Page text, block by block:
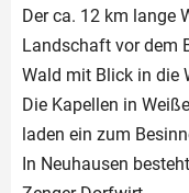
Der ca. 12 km lange
Landschaft vor dem
Wald mit Blick in die
Die Kapellen in
laden ein zum
In Neuhausen